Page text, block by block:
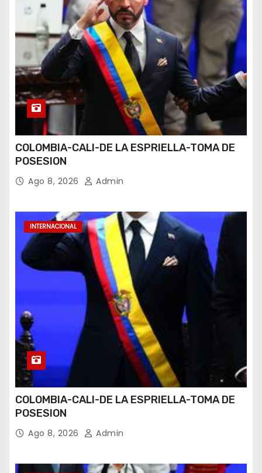
COLOMBIA-CALI-DE LA ESPRIELLA-TOMA DE
POSESION
Ago 8, 2026 Admin
INTERNACIONAL
COLOMBIA-CALI-DE LA ESPRIELLA-TOMA DE
POSESION
Ago 8, 2026 Admin